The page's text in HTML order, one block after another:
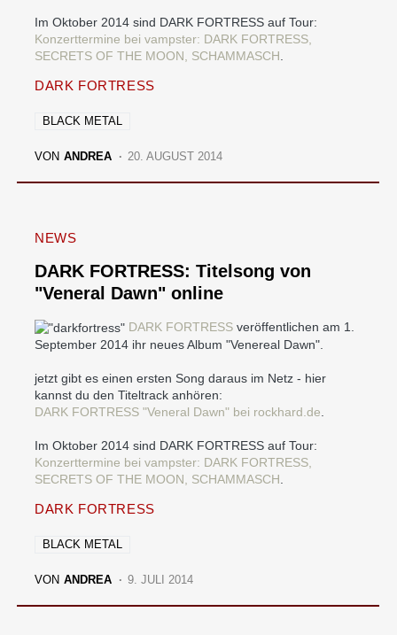
Im Oktober 2014 sind DARK FORTRESS auf Tour:
Konzerttermine bei vampster: DARK FORTRESS,
SECRETS OF THE MOON, SCHAMMASCH.
DARK FORTRESS
BLACK METAL
VON ANDREA 20. AUGUST 2014
NEWS
DARK FORTRESS: Titelsong von
"Veneral Dawn" online
DARK FORTRESS veröffentlichen am 1.
September 2014 ihr neues Album "Venereal Dawn".
jetzt gibt es einen ersten Song daraus im Netz - hier
kannst du den Titeltrack anhören:
DARK FORTRESS "Veneral Dawn" bei rockhard.de
Im Oktober 2014 sind DARK FORTRESS auf Tour:
Konzerttermine bei vampster: DARK FORTRESS,
SECRETS OF THE MOON, SCHAMMASCH
DARK FORTRESS
BLACK METAL
VON ANDREA 9. JULI 2014